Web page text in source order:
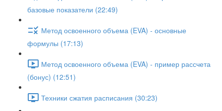
базовые показатели (22:49)
Метод освоенного объема (EVA) - основные
формулы (17:13)
Метод освоенного объема (EVA) - пример рассчета
(бонус) (12:51)
Техники сжатия расписания (30:23)